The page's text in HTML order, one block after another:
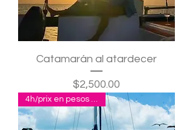
Catamarán al atardecer
Precio
$2,500.00
4h/prix en pesos pour 10